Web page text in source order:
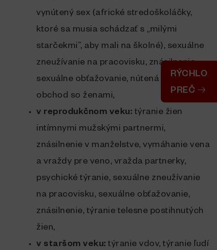
RÝCHLO
PREČ
vynútený sex (africké stredoškoláčky,
ktoré sa musia schádzať s „milými
starčekmi”, aby mali na školné), sexuálne
zneužívanie na pracovisku, znásilnenie,
sexuálne obťažovanie, nútená prostitúcia,
obchod so ženami,
v reprodukčnom veku: týranie žien
intímnymi mužskými partnermi,
znásilnenie v manželstve, vymáhanie vena
a vraždy pre veno, vražda partnerky,
psychické týranie, sexuálne zneužívanie
na pracovisku, sexuálne obťažovanie,
znásilnenie, týranie telesne postihnutých
žien,
v staršom veku: týranie vdov, týranie ľudí